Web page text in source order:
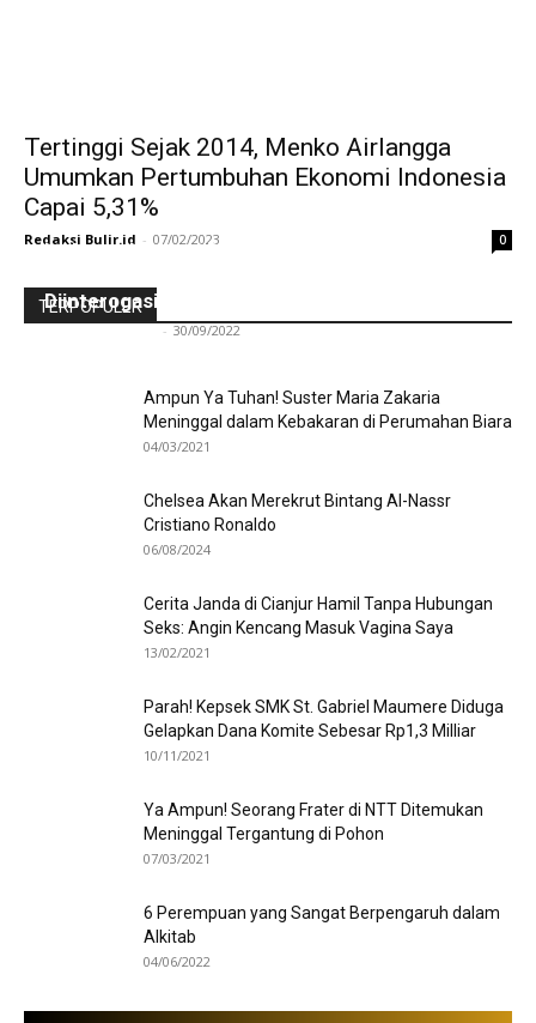
Tertinggi Sejak 2014, Menko Airlangga
Umumkan Pertumbuhan Ekonomi Indonesia
Capai 5,31%
Redaksi Bulir.id - 07/02/2023 0
TERPOPULER
Ini Kronologinya! Diduga Teriaki Kata Sambo,
Diinterogasi Aparat Polres Sikka
- 30/09/2022
Ampun Ya Tuhan! Suster Maria Zakaria
Meninggal dalam Kebakaran di Perumahan Biara
04/03/2021
Chelsea Akan Merekrut Bintang Al-Nassr
Cristiano Ronaldo
06/08/2024
Cerita Janda di Cianjur Hamil Tanpa Hubungan
Seks: Angin Kencang Masuk Vagina Saya
13/02/2021
Parah! Kepsek SMK St. Gabriel Maumere Diduga
Gelapkan Dana Komite Sebesar Rp1,3 Milliar
10/11/2021
Ya Ampun! Seorang Frater di NTT Ditemukan
Meninggal Tergantung di Pohon
07/03/2021
6 Perempuan yang Sangat Berpengaruh dalam
Alkitab
04/06/2022